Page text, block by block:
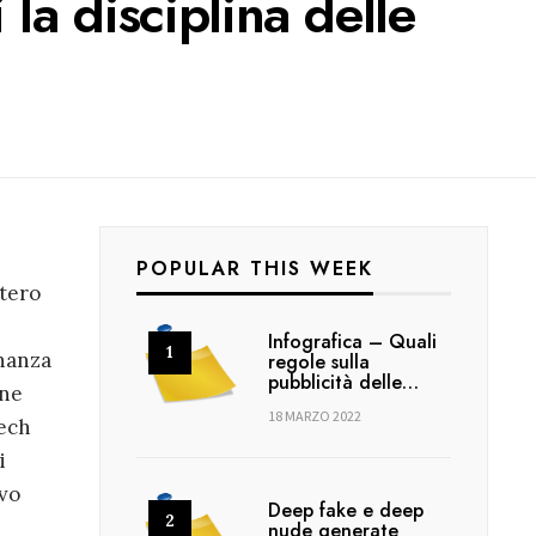
POPULAR THIS WEEK
Infografica – Quali
regole sulla
pubblicità delle…
18 MARZO 2022
Deep fake e deep